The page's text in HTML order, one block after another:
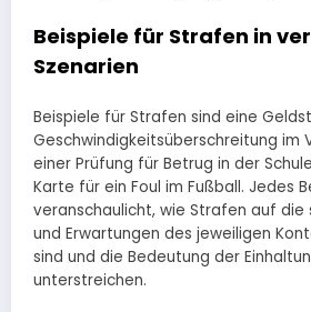
Beispiele für Strafen in
Szenarien
Beispiele für Strafen sind eine
Geschwindigkeitsüberschreitung im
einer Prüfung für Betrug in der
Karte für ein Foul im Fußball. Jedes
veranschaulicht, wie Strafen auf die
und Erwartungen des jeweiligen
sind und die Bedeutung der
unterstreichen.